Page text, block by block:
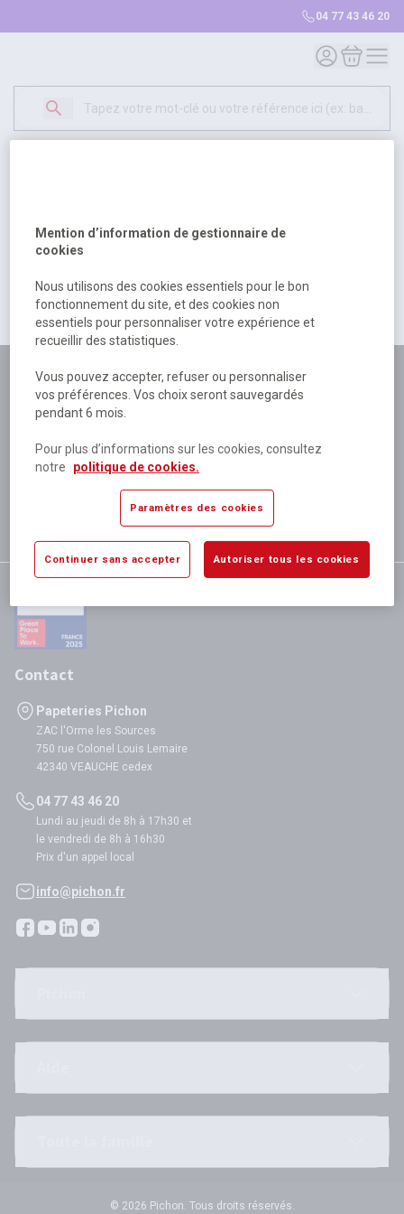
04 77 43 46 20
Mon compte
Mon
500
excuser pour la gêne occasionée.
Retour Retour à l'accueil
Plus de 180 personnes
à votre écoute
Plus de 80 000 références
disponibles
Expédition le jour même
si validation avant 12h
satisfaction totale
Contact
Papeteries Pichon
ZAC l'Orme les Sources
750 rue Colonel Louis Lemaire
42340 VEAUCHE cedex
04 77 43 46 20
Lundi au jeudi de 8h à 17h30 et
le vendredi de 8h à 16h30
Prix d'un appel local
info@pichon.fr
© 2026 Pichon. Tous droits réservés.
Mention d’information de gestionnaire de
cookies
Nous utilisons des cookies essentiels pour le bon
fonctionnement du site, et des cookies non
essentiels pour personnaliser votre expérience et
recueillir des statistiques.
Vous pouvez accepter, refuser ou personnaliser
vos préférences. Vos choix seront sauvegardés
pendant 6 mois.
Pour plus d’informations sur les cookies, consultez
notre
politique de cookies.
Paramètres des cookies
Continuer sans accepter Autoriser tous les cookies